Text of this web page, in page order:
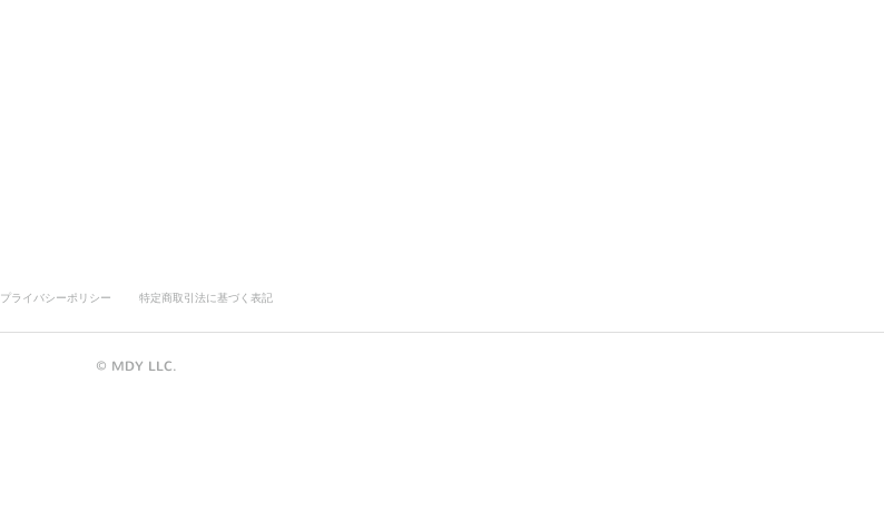
プライバシーポリシー 特定商取引法に基づく表記
©︎ MDY LLC.